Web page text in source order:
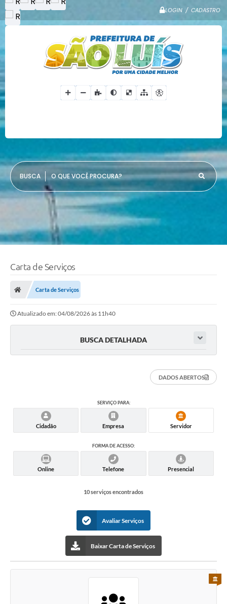
LOGIN / CADASTRO
O QUE VOCÊ PROCURA?
Carta de Serviços
Carta de Serviços
Atualizado em: 04/08/2026 às 11h40
BUSCA DETALHADA
DADOS ABERTOS
SERVIÇO PARA:
Cidadão Empresa Servidor
FORMA DE ACESSO:
Online Telefone Presencial
10 serviços encontrados
Avaliar Serviços
Baixar Carta de Serviços
PARA